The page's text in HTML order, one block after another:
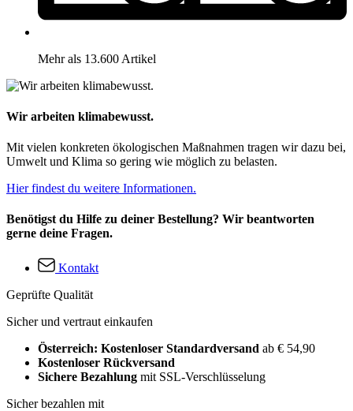
Mehr als 13.600 Artikel
Wir arbeiten klimabewusst.
Mit vielen konkreten ökologischen Maßnahmen tragen wir dazu bei,
Umwelt und Klima so gering wie möglich zu belasten.
Hier findest du weitere Informationen.
Benötigst du Hilfe zu deiner Bestellung? Wir beantworten
gerne deine Fragen.
Kontakt
Geprüfte Qualität
Sicher und vertraut einkaufen
Österreich: Kostenloser Standardversand ab € 54,90
Kostenloser Rückversand
Sichere Bezahlung mit SSL-Verschlüsselung
Sicher bezahlen mit